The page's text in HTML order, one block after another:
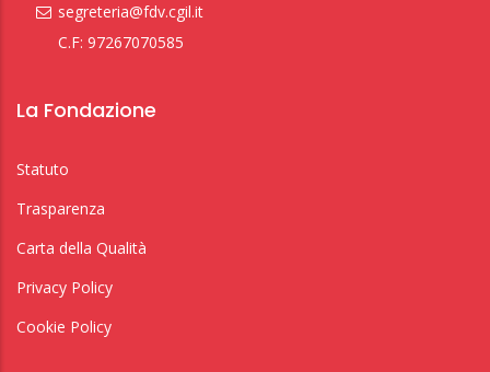
segreteria@fdv.cgil.it
C.F: 97267070585
La Fondazione
Statuto
Trasparenza
Carta della Qualità
Privacy Policy
Cookie Policy